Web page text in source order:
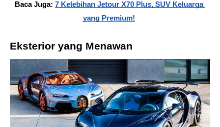
Baca Juga: 7 Kelebihan Jetour X70 Plus, SUV Keluarga
yang Premium!
Eksterior yang Menawan